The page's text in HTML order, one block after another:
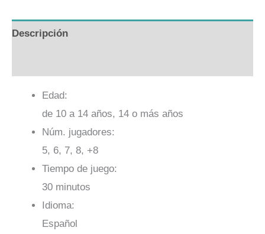
Descripción
Edad:
de 10 a 14 años, 14 o más años
Núm. jugadores:
5, 6, 7, 8, +8
Tiempo de juego:
30 minutos
Idioma:
Español